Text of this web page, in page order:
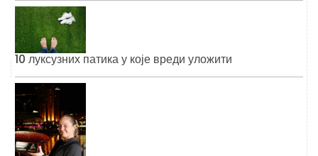
10 луксузних патика у које вреди уложити